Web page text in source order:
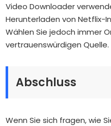
Video Downloader
Herunterladen von Netflix-
Wählen Sie jedoch immer
vertrauenswürdigen Quelle.
Abschluss
Wenn Sie sich fragen,wie